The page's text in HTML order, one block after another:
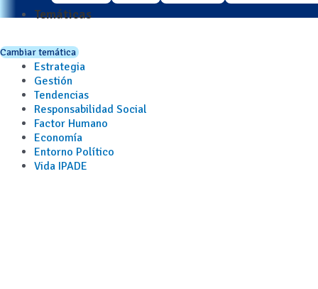
Temáticas
Cambiar temática
Estrategia
Gestión
Tendencias
Responsabilidad Social
Factor Humano
Economía
Entorno Político
Vida IPADE